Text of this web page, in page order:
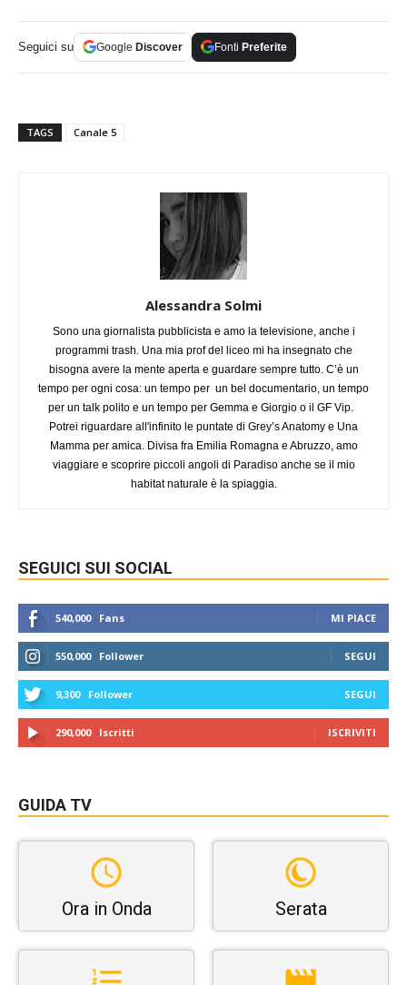
Seguici su Google Discover Fonti Preferite
TAGS Canale 5
Alessandra Solmi
Sono una giornalista pubblicista e amo la televisione, anche i
programmi trash. Una mia prof del liceo mi ha insegnato che
bisogna avere la mente aperta e guardare sempre tutto. C’è un
tempo per ogni cosa: un tempo per un bel documentario, un tempo
per un talk polito e un tempo per Gemma e Giorgio o il GF Vip.
Potrei riguardare all'infinito le puntate di Grey’s Anatomy e Una
Mamma per amica. Divisa fra Emilia Romagna e Abruzzo, amo
viaggiare e scoprire piccoli angoli di Paradiso anche se il mio
habitat naturale è la spiaggia.
SEGUICI SUI SOCIAL
540,000 Fans MI PIACE
550,000 Follower SEGUI
9,300 Follower SEGUI
290,000 Iscritti ISCRIVITI
GUIDA TV
Ora in Onda Serata